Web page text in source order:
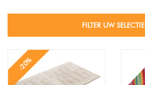
FILTER UW SELECTIE
-20%